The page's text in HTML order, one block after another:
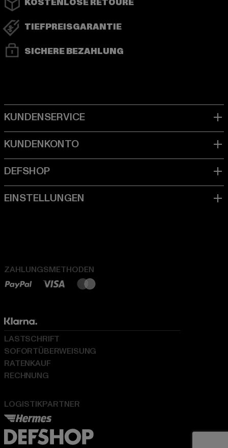
KOSTENLOSE RETOURE
TIEFPREISGARANTIE
SICHERE BEZAHLUNG
ZAHLUNGSMETHODEN
LOGISTIKPARTNER
LASTSCHRIFT
SOFORTÜBERWEISUNG
RATENKAUF
RECHNUNG